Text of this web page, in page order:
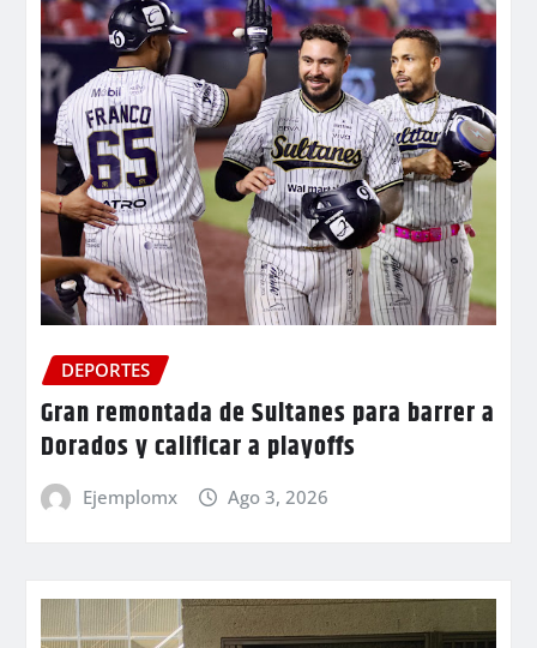
DEPORTES
Gran remontada de Sultanes para barrer a
Dorados y calificar a playoffs
Ejemplomx Ago 3, 2026